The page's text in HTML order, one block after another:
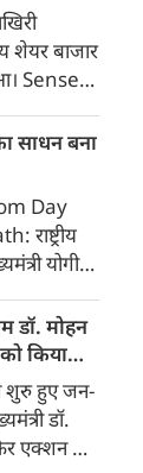
शेयर बाजार
Sensex
स्तर पर बंद
65.35
गिरावट
के स्तर
सेंसेक्स
फीसदी
स्तर पर
अंक
के
पर खुला।
साधन बना
Day
राष्ट्रीय
योगी
प्रतिबद्धता
यूपी में
करीब 30
जुड़ी है।
डॉ. मोहन
किया
शुरु हुए जन-
डॉ.
एक्शन मोड